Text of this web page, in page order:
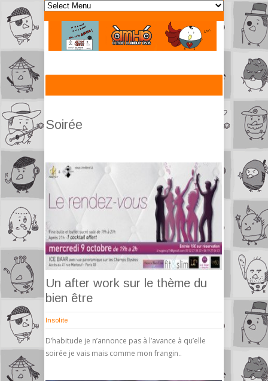
Soirée
Un after work sur le thème du
bien être
Insolite
D’habitude je n’annonce pas à l’avance à qu’elle
soirée je vais mais comme mon frangin..